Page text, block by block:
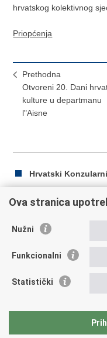
hrvatskog kolektivnog
Priopćenja
Prethodna
Otvoreni 20. Dani
kulture u departmanu
l"Aisne
Hrvatski
Ispiši
Podijeli
Facebooku
Twitteru
Republika
Trg N.Š. Zrinskog 7-8,
fax: +385 (0)1 4551
Ova stranica
Nužni
Funkcionalni
Statistički